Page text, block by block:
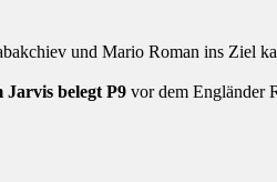
und Mario Roman ins Ziel
Jarvis belegt P9 vor dem Engländer